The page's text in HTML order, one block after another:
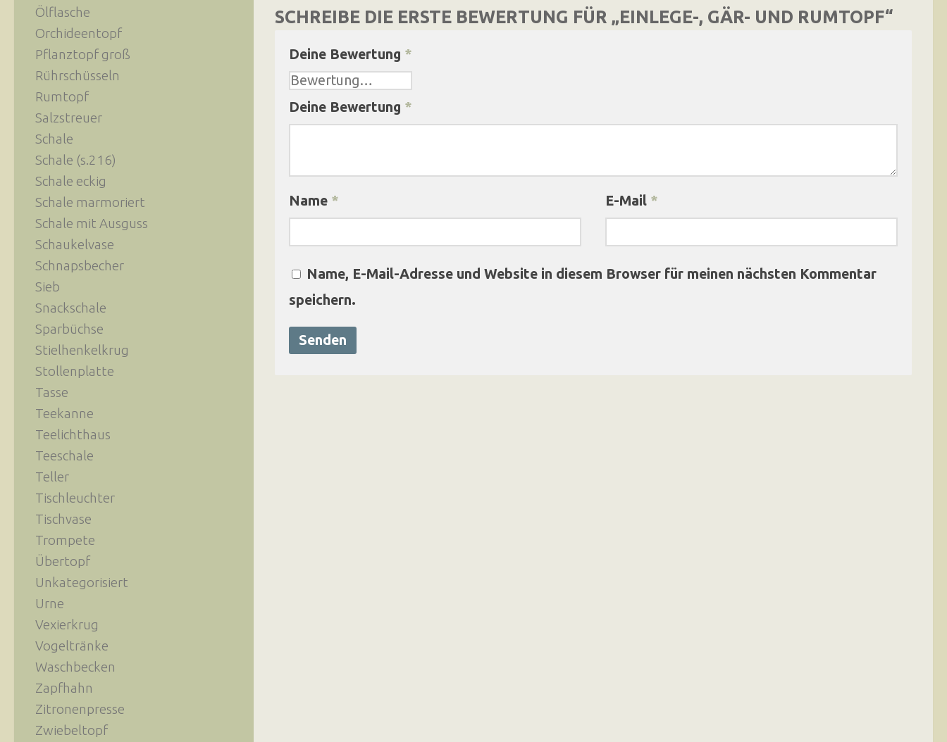
SCHREIBE DIE ERSTE BEWERTUNG FÜR „EINLEGE-, GÄR- UND RUMTOPF“
Deine Bewertung *
Deine Bewertung *
Name * E-Mail *
Name, E-Mail-Adresse und Website in diesem Browser für meinen nächsten Kommentar
speichern.
Ölflasche
Orchideentopf
Pflanztopf groß
Rührschüsseln
Rumtopf
Salzstreuer
Schale
Schale (s.216)
Schale eckig
Schale marmoriert
Schale mit Ausguss
Schaukelvase
Schnapsbecher
Sieb
Snackschale
Sparbüchse
Stielhenkelkrug
Stollenplatte
Tasse
Teekanne
Teelichthaus
Teeschale
Teller
Tischleuchter
Tischvase
Trompete
Übertopf
Unkategorisiert
Urne
Vexierkrug
Vogeltränke
Waschbecken
Zapfhahn
Zitronenpresse
Zwiebeltopf